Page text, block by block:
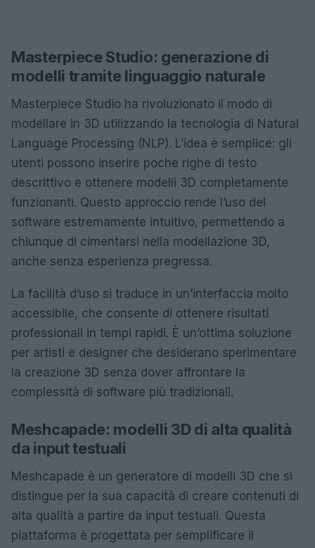
Masterpiece Studio: generazione di
modelli tramite linguaggio naturale
Masterpiece Studio ha rivoluzionato il modo di
modellare in 3D utilizzando la tecnologia di Natural
Language Processing (NLP). L’idea è semplice: gli
utenti possono inserire poche righe di testo
descrittivo e ottenere modelli 3D completamente
funzionanti. Questo approccio rende l’uso del
software estremamente intuitivo, permettendo a
chiunque di cimentarsi nella modellazione 3D,
anche senza esperienza pregressa.
La facilità d’uso si traduce in un’interfaccia molto
accessibile, che consente di ottenere risultati
professionali in tempi rapidi. È un’ottima soluzione
per artisti e designer che desiderano sperimentare
la creazione 3D senza dover affrontare la
complessità di software più tradizionali.
Meshcapade: modelli 3D di alta qualità
da input testuali
Meshcapade è un generatore di modelli 3D che si
distingue per la sua capacità di creare contenuti di
alta qualità a partire da input testuali. Questa
piattaforma è progettata per semplificare il